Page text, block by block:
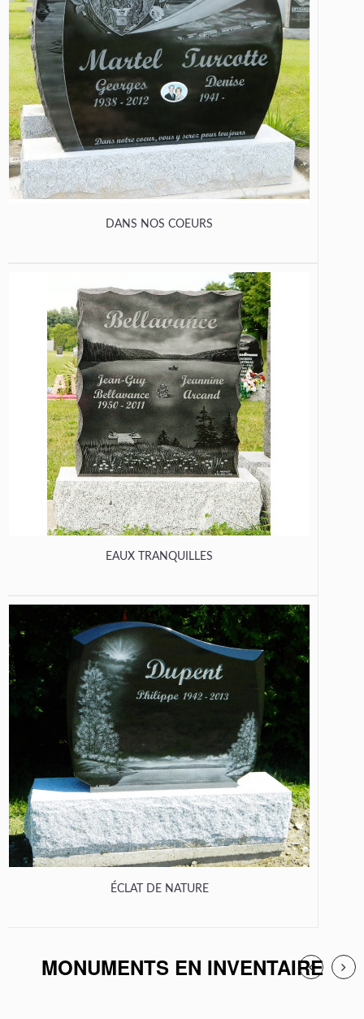
DANS NOS COEURS
EAUX TRANQUILLES
ÉCLAT DE NATURE
MONUMENTS EN INVENTAIRE